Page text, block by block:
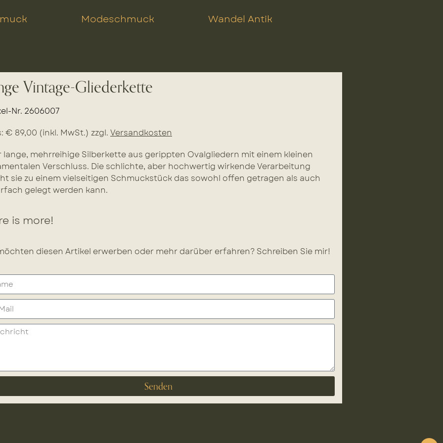
Modeschmuck Wandel Antik
Vintage-Gliederkette
Nr. 2606007
€ 89,00 (inkl. MwSt.) zzgl. Versandkosten
lange, mehrreihige Silberkette aus gerippten Ovalgliedern mit einem kleinen
Verschluss. Die schlichte, aber hochwertig wirkende Verarbeitung
sie zu einem vielseitigen Schmuckstück das sowohl offen getragen als auch
gelegt werden kann.
is more!
diesen Artikel erwerben oder mehr darüber erfahren? Schreiben Sie mir!
Senden